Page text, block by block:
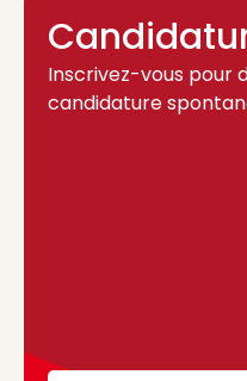
Inscrivez-vous pour
candidature